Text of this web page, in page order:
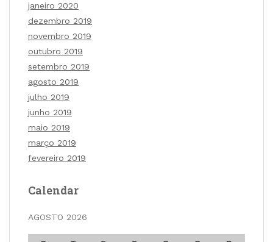
janeiro 2020
dezembro 2019
novembro 2019
outubro 2019
setembro 2019
agosto 2019
julho 2019
junho 2019
maio 2019
março 2019
fevereiro 2019
Calendar
AGOSTO 2026